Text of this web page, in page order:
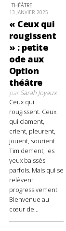
THÉÂTRE
13 JANVIER 2025
« Ceux qui
rougissent
» : petite
ode aux
Option
théâtre
parSarah Joyaux
Ceux qui
rougissent. Ceux
qui clament,
crient, pleurent,
jouent, sourient.
Timidement, les
yeux baissés
parfois. Mais qui se
relèvent
progressivement.
Bienvenue au
cœur de...